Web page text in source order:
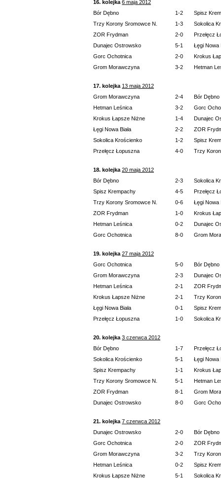
16. kolejka 6 maja 2012
Bór Dębno
1-2
Spisz
Trzy Korony Sromowce N.
1-3
Sokolica
ZOR Frydman
2-0
Przełęcz
Dunajec Ostrowsko
5-1
Łęgi Nowa
Gorc Ochotnica
2-0
Krokus
Grom Morawczyna
3-2 Hetman
17. kolejka 13 maja 2012
Grom Morawczyna
2-4
Bór Dębno
Hetman Leśnica
3-2
Gorc
Krokus Łapsze Niżne
1-4
Dunajec
Łęgi Nowa Biała
2-2
ZOR
Sokolica Krościenko
1-2
Spisz
Przełęcz Łopuszna
4-0 Trzy
18. kolejka 20 maja 2012
Bór Dębno
2-3
Sokolica
Spisz Krempachy
4-5
Przełęcz
Trzy Korony Sromowce N.
0-6
Łęgi Nowa
ZOR Frydman
1-0
Krokus
Hetman Leśnica
0-2
Dunajec
Gorc Ochotnica
8-0 Grom
19. kolejka 27 maja 2012
Gorc Ochotnica
5-0
Bór Dębno
Grom Morawczyna
2-3
Dunajec
Hetman Leśnica
2-1
ZOR
Krokus Łapsze Niżne
2-1
Trzy
Łęgi Nowa Biała
0-1
Spisz
Przełęcz Łopuszna
1-0 Sokolica
20. kolejka 3 czerwca 2012
Bór Dębno
1-7
Przełęcz
Sokolica Krościenko
5-1
Łęgi Nowa
Spisz Krempachy
1-1
Krokus
Trzy Korony Sromowce N.
5-1
Hetman
ZOR Frydman
8-1
Grom
Dunajec Ostrowsko
8-0 Gorc
21. kolejka 7 czerwca 2012
Dunajec Ostrowsko
2-0
Bór Dębno
Gorc Ochotnica
2-0
ZOR
Grom Morawczyna
3-2
Trzy
Hetman Leśnica
0-2
Spisz
Krokus Łapsze Niżne
5-1
Sokolica